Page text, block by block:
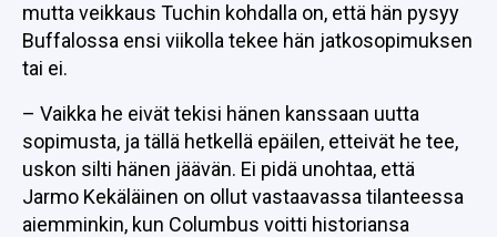
mutta veikkaus Tuchin kohdalla on, että hän pysyy
Buffalossa ensi viikolla tekee hän jatkosopimuksen
tai ei.
– Vaikka he eivät tekisi hänen kanssaan uutta
sopimusta, ja tällä hetkellä epäilen, etteivät he tee,
uskon silti hänen jäävän. Ei pidä unohtaa, että
Jarmo Kekäläinen on ollut vastaavassa tilanteessa
aiemminkin, kun Columbus voitti historiansa